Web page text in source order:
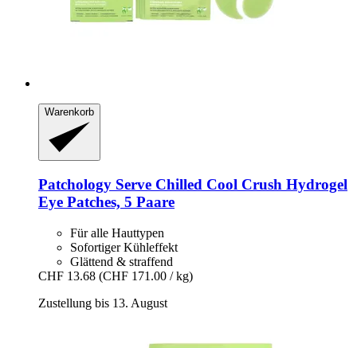
Warenkorb
Patchology Serve Chilled Cool Crush Hydrogel
Eye Patches, 5 Paare
Für alle Hauttypen
Sofortiger Kühleffekt
Glättend & straffend
CHF 13.68 (CHF 171.00 / kg)
Zustellung bis 13. August